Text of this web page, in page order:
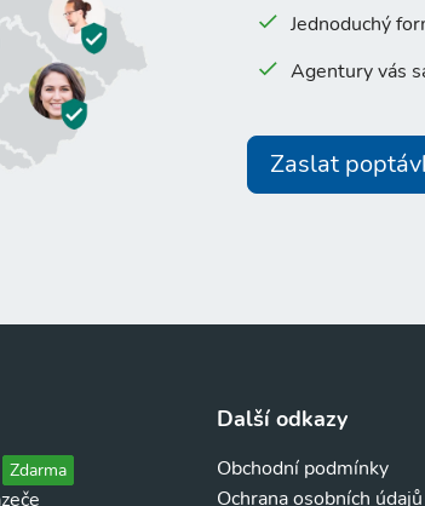
Jednoduchý
Agentury vás
Zaslat
Zdarma
Další odkazy
Obchodní podmínky
Ochrana osobních údajů